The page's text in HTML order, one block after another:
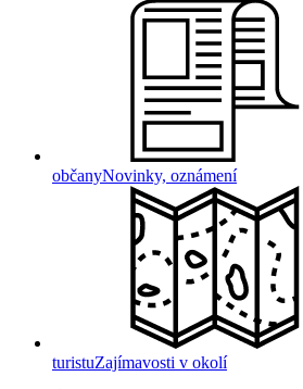
občanyNovinky, oznámení
turistuZajímavosti v okolí